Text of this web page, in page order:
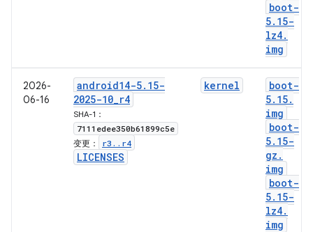
boot-
5. 15-
lz4.
img
2026-
06-16
android14-5. 15-
2025-10_r4
SHA-1：
7111edee350b61899c5e
变更： r3 . . r4
LICENSES
kernel
boot-
5. 15.
img
boot-
5. 15-
gz .
img
boot-
5. 15-
lz4.
img